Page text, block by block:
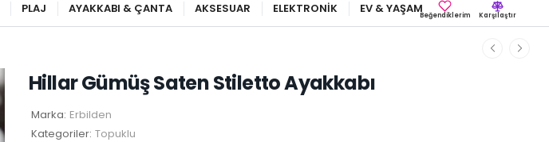
PLAJ AYAKKABI & ÇANTA AKSESUAR ELEKTRONİK EV & YAŞAMBeğendiklerim Karşılaştır
Hillar Gümüş Saten Stiletto Ayakkabı
Marka: Erbilden
Kategoriler: Topuklu